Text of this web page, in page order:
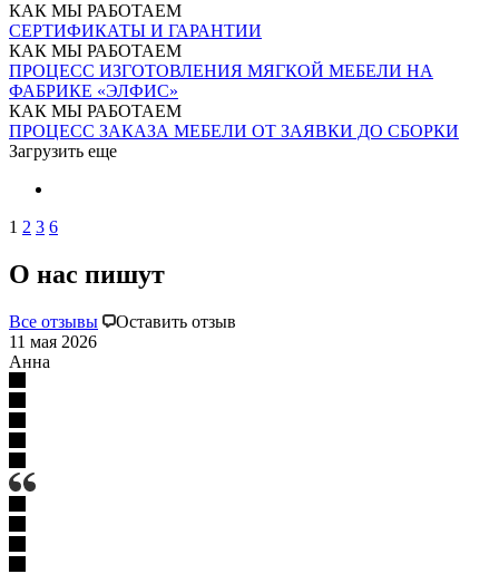
КАК МЫ РАБОТАЕМ
СЕРТИФИКАТЫ И ГАРАНТИИ
КАК МЫ РАБОТАЕМ
ПРОЦЕСС ИЗГОТОВЛЕНИЯ МЯГКОЙ МЕБЕЛИ НА
ФАБРИКЕ «ЭЛФИС»
КАК МЫ РАБОТАЕМ
ПРОЦЕСС ЗАКАЗА МЕБЕЛИ ОТ ЗАЯВКИ ДО СБОРКИ
Загрузить еще
1 2 3 6
О нас пишут
Все отзывы
Оставить отзыв
11 мая 2026
Анна